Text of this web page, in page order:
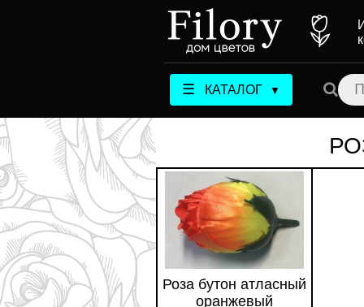
☰ КАТАЛОГ ▼
Роза бутон атласный
оранжевый